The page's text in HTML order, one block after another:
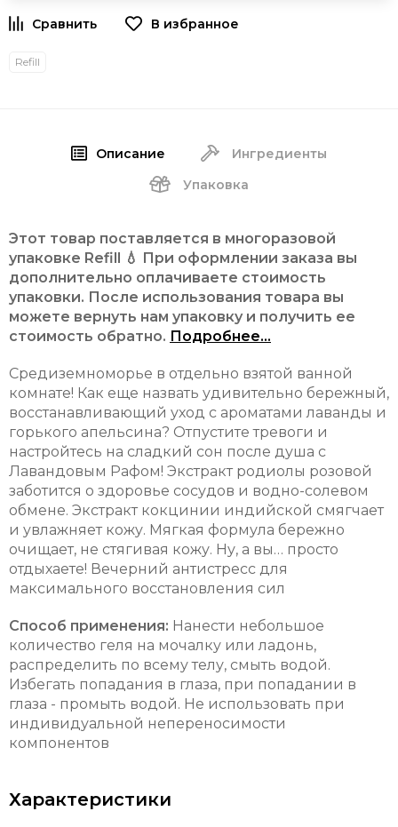
В избранное
Refill
Описание
Ингредиенты
Упаковка
Этот товар поставляется в многоразовой
упаковке Refill 💧 При оформлении заказа вы
дополнительно оплачиваете стоимость
упаковки. После использования товара вы
можете вернуть нам упаковку и получить ее
стоимость обратно. Подробнее...
Средиземноморье в отдельно взятой ванной
комнате! Как еще назвать удивительно бережный,
восстанавливающий уход с ароматами лаванды и
горького апельсина? Отпустите тревоги и
настройтесь на сладкий сон после душа с
Лавандовым Рафом! Экстракт родиолы розовой
заботится о здоровье сосудов и водно-солевом
обмене. Экстракт кокцинии индийской смягчает
и увлажняет кожу. Мягкая формула бережно
очищает, не стягивая кожу. Ну, а вы… просто
отдыхаете! Вечерний антистресс для
максимального восстановления сил
Способ применения: Нанести небольшое
количество геля на мочалку или ладонь,
распределить по всему телу, смыть водой.
Избегать попадания в глаза, при попадании в
глаза - промыть водой. Не использовать при
индивидуальной непереносимости
компонентов
Характеристики